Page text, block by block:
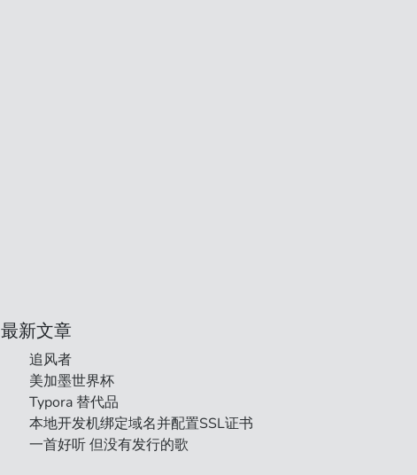
最新文章
追风者
美加墨世界杯
Typora 替代品
本地开发机绑定域名并配置SSL证书
一首好听 但没有发行的歌